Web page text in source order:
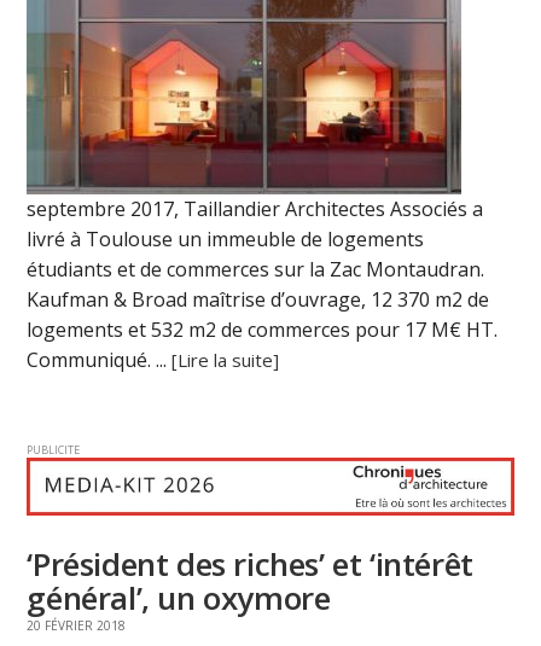
septembre 2017, Taillandier Architectes Associés a
livré à Toulouse un immeuble de logements
étudiants et de commerces sur la Zac Montaudran.
Kaufman & Broad maîtrise d’ouvrage, 12 370 m2 de
logements et 532 m2 de commerces pour 17 M€ HT.
Communiqué. ...[Lire la suite]
PUBLICITE
‘Président des riches’ et ‘intérêt
général’, un oxymore
20 FÉVRIER 2018